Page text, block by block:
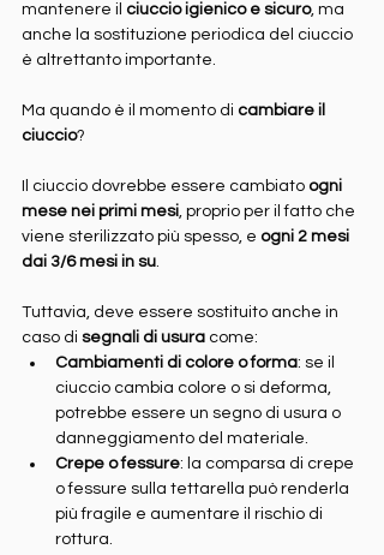
mantenere il ciuccio igienico e sicuro, ma
anche la sostituzione periodica del ciuccio
è altrettanto importante.
Ma quando è il momento di cambiare il
ciuccio?
Il ciuccio dovrebbe essere cambiato ogni
mese nei primi mesi, proprio per il fatto che
viene sterilizzato più spesso, e ogni 2 mesi
dai 3/6 mesi in su.
Tuttavia, deve essere sostituito anche in
caso di segnali di usura come:
Cambiamenti di colore o forma: se il
ciuccio cambia colore o si deforma,
potrebbe essere un segno di usura o
danneggiamento del materiale.
Crepe o fessure: la comparsa di crepe
o fessure sulla tettarella può renderla
più fragile e aumentare il rischio di
rottura.